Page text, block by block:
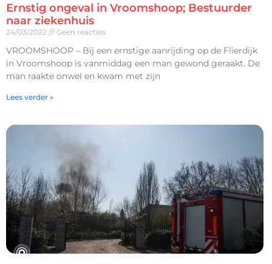
Ernstig ongeval in Vroomshoop; Bestuurder
naar ziekenhuis
24/03/2022 Geen reacties
VROOMSHOOP – Bij een ernstige aanrijding op de Flierdijk
in Vroomshoop is vanmiddag een man gewond geraakt. De
man raakte onwel en kwam met zijn
Lees verder »